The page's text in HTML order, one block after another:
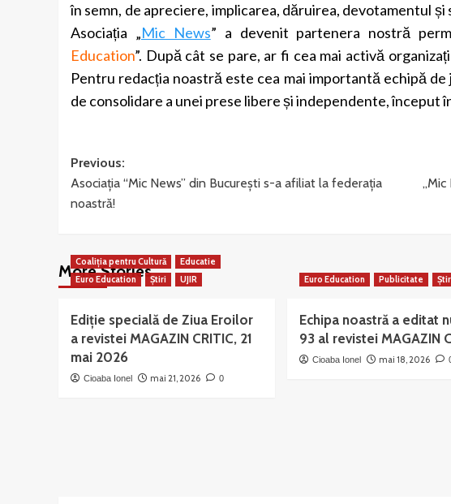
în semn, de apreciere, implicarea, dăruirea, devotamentul
Asociația „Mic News” a devenit partenera nostră
Education”. După cât se pare, ar fi cea mai activă
Pentru redacția noastră este cea mai importantă echipă
de consolidare a unei prese libere și independente, început
Post
navigation
Previous:
Asociația “Mic News” din București s-a afiliat la federația
noastră!
More Stories
Coaliția pentru Cultură
Educatie
Euro Education
Știri UJIR
Ediție specială de Ziua Eroilor
a revistei MAGAZIN CRITIC, 21
mai 2026
Cioaba Ionel mai 21, 2026 0
Euro Education Publicitate
Echipa noastră a editat
93 al revistei MAGAZIN
Cioaba Ionel mai 18, 2026